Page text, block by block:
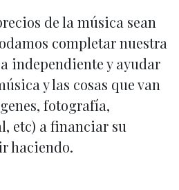
de la música sean
completar nuestra
independiente y ayudar
y las cosas que van
fotografía,
etc) a financiar su
haciendo.